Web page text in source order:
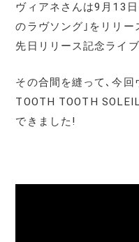
ヴィアネさんは9月13
のラヴソング｣をリリー
先日リリース記念ライ
その合間を縫って､今回
TOOTH TOOTH
できました!